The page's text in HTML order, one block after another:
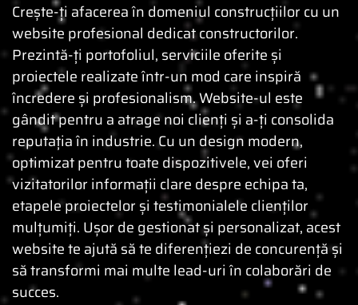
Crește-ți afacerea în domeniul construcțiilor cu un
website profesional dedicat constructorilor.
Prezintă-ți portofoliul, serviciile oferite și
proiectele realizate într-un mod care inspiră
încredere și profesionalism. Website-ul este
gândit pentru a atrage noi clienți și a-ți consolida
reputația în industrie. Cu un design modern,
optimizat pentru toate dispozitivele, vei oferi
vizitatorilor informații clare despre echipa ta,
etapele proiectelor și testimonialele clienților
mulțumiți. Ușor de gestionat și personalizat, acest
website te ajută să te diferențiezi de concurență și
să transformi mai multe lead-uri în colaborări de
succes.